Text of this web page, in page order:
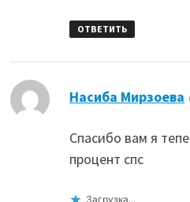
ОТВЕТИТЬ
Насиба Мирзоева
Спасибо вам я
процент спс
Загрузка...